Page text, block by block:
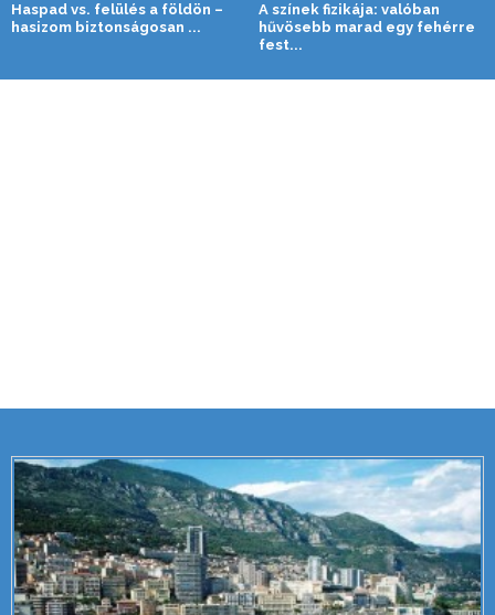
Haspad vs. felülés a földön –
hasizom biztonságosan ...
A színek fizikája: valóban
hűvösebb marad egy fehérre
fest...